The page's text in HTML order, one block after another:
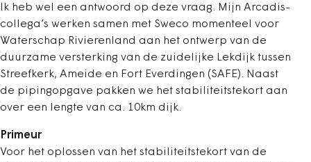
Ik heb wel een antwoord op deze vraag. Mijn Arcadis-
collega’s werken samen met Sweco momenteel voor
Waterschap Rivierenland aan het ontwerp van de
duurzame versterking van de zuidelijke Lekdijk tussen
Streefkerk, Ameide en Fort Everdingen (SAFE). Naast
de pipingopgave pakken we het stabiliteitstekort aan
over een lengte van ca. 10km dijk.
Primeur
Voor het oplossen van het stabiliteitstekort van de